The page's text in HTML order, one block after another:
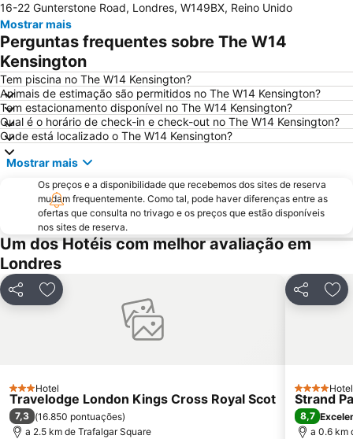
Metrô de Londres
Paddington Station
Piccadilly Circus
Kensington
South Kensington
The O2 Arena
Victoria
Grosvenor Victoria Casino
Picadilly Circus Station
London Luton Airport
Wembley
Palácio de Buckingham
ExCeL
Notting Hill
London Bridge
Tower Bridge
Oxford Street
St Pancras Station
Passeando a Pé em Londres
King's Cross Station
Tottenham Hotspur Stadium
Bloomsbury
Aeroporto da Cidade de Londres
Earls Court
Mayfair
Museu Britânico
Leicester Square
16-22 Gunterstone Road, Londres, W149BX, Reino Unido
Mostrar mais
Perguntas frequentes sobre The W14
Kensington
Tem piscina no The W14 Kensington?
Animais de estimação são permitidos no The W14 Kensington?
Tem estacionamento disponível no The W14 Kensington?
Qual é o horário de check-in e check-out no The W14 Kensington?
Onde está localizado o The W14 Kensington?
Mostrar mais
Os preços e a disponibilidade que recebemos dos sites de reserva
mudam frequentemente. Como tal, pode haver diferenças entre as
ofertas que consulta no trivago e os preços que estão disponíveis
nos sites de reserva.
Um dos Hotéis com melhor avaliação em
Londres
PartilharAdicionar aos favoritos
3 Estrelas
Hotel
Travelodge London Kings Cross Royal Scot
7,3 (16.850 pontuações)
a 2.5 km de Trafalgar Square
Partilhar
4 Estrelas
Hotel
Strand
8,7
a 0.6 km